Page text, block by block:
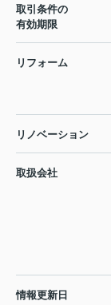
取引条件の
有効期限
リフォーム
リノベーション
取扱会社
情報更新日